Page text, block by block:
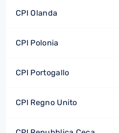
CPI Olanda
CPI Polonia
CPI Portogallo
CPI Regno Unito